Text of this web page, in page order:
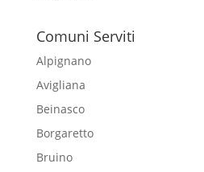
Comuni Serviti
Alpignano
Avigliana
Beinasco
Borgaretto
Bruino